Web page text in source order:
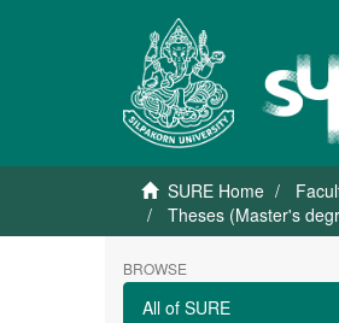
SURE Home
Theses (Master's
BROWSE
All of SURE